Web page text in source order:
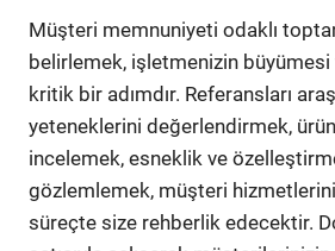
Müşteri memnuniyeti odaklı toptan
belirlemek, işletmenizin büyümesi
kritik bir adımdır. Referansları
yeteneklerini değerlendirmek,
incelemek, esneklik ve
gözlemlemek, müşteri
süreçte size rehberlik edecektir.